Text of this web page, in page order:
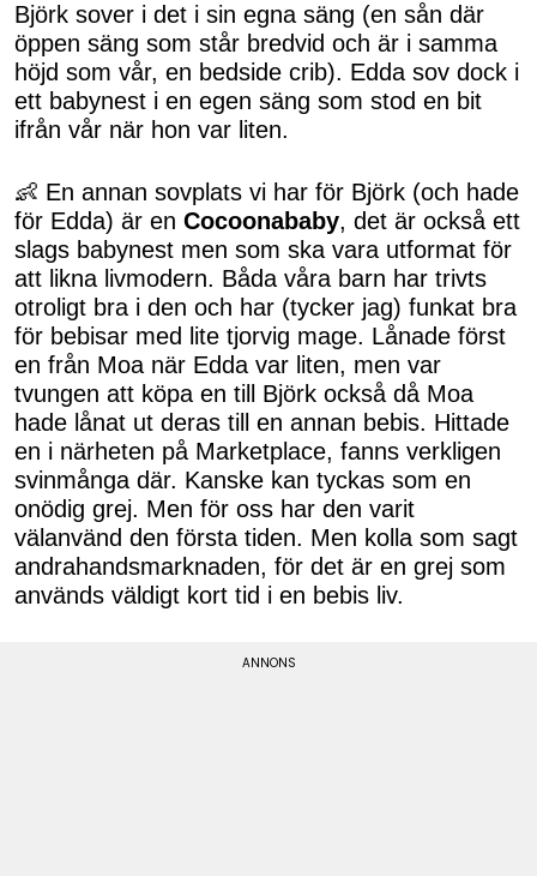
Björk sover i det i sin egna säng (en sån där
öppen säng som står bredvid och är i samma
höjd som vår, en bedside crib). Edda sov dock i
ett babynest i en egen säng som stod en bit
ifrån vår när hon var liten.
👶 En annan sovplats vi har för Björk (och hade
för Edda) är en Cocoonababy, det är också ett
slags babynest men som ska vara utformat för
att likna livmodern. Båda våra barn har trivts
otroligt bra i den och har (tycker jag) funkat bra
för bebisar med lite tjorvig mage. Lånade först
en från Moa när Edda var liten, men var
tvungen att köpa en till Björk också då Moa
hade lånat ut deras till en annan bebis. Hittade
en i närheten på Marketplace, fanns verkligen
svinmånga där. Kanske kan tyckas som en
onödig grej. Men för oss har den varit
välanvänd den första tiden. Men kolla som sagt
andrahandsmarknaden, för det är en grej som
används väldigt kort tid i en bebis liv.